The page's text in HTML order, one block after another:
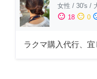
女性 / 30's /
sentiment_satisfied 18 sentiment_neutral 0
ラクマ購入代行、宜